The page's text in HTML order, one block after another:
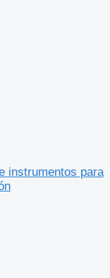
instrumentos para